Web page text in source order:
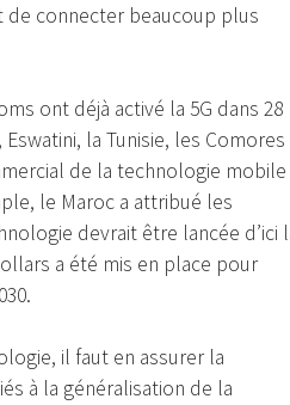
de connecter beaucoup plus
ont déjà activé la 5G dans 28
la Tunisie, les Comores
de la technologie mobile
le Maroc a attribué les
devrait être lancée d’ici
a été mis en place pour
il faut en assurer la
à la généralisation de la